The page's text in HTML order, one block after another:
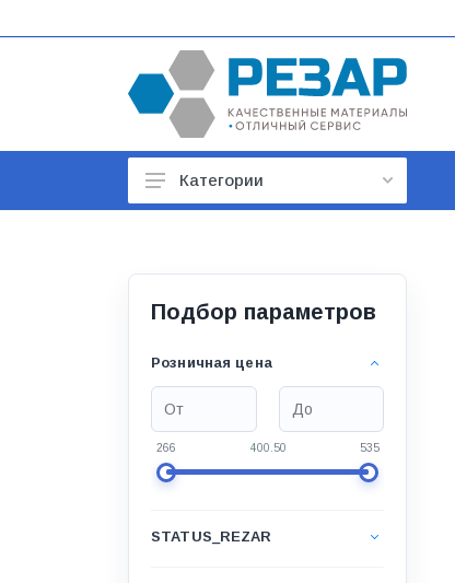
Арматура строительная
Бойлеры и водонагреватели
Бытовая техника
Бытовая химия
Гидроизоляция
Категории
Подбор параметров
Розничная цена
266 400.50 535
STATUS_REZAR